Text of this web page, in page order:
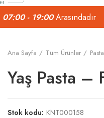
07:00 - 19:00Arasındadır
Ana Sayfa Tüm Ürünler
Yaş Pasta –
Stok kodu: KNT000158